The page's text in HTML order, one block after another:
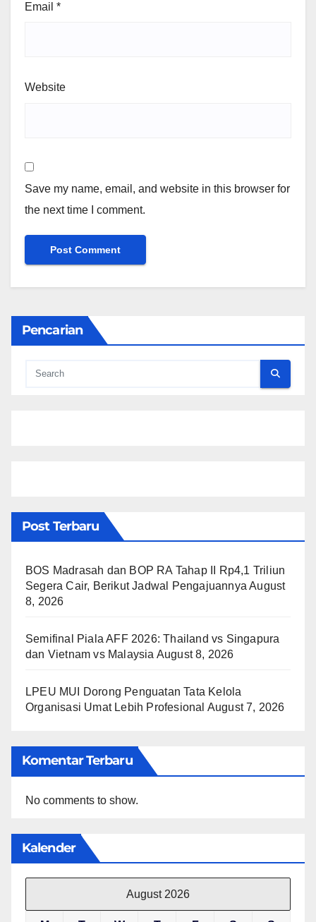
Email *
Website
Save my name, email, and website in this browser for
the next time I comment.
Pencarian
Post Terbaru
BOS Madrasah dan BOP RA Tahap II Rp4,1 Triliun
Segera Cair, Berikut Jadwal Pengajuannya August
8, 2026
Semifinal Piala AFF 2026: Thailand vs Singapura
dan Vietnam vs Malaysia August 8, 2026
LPEU MUI Dorong Penguatan Tata Kelola
Organisasi Umat Lebih Profesional August 7, 2026
Komentar Terbaru
No comments to show.
Kalender
August 2026